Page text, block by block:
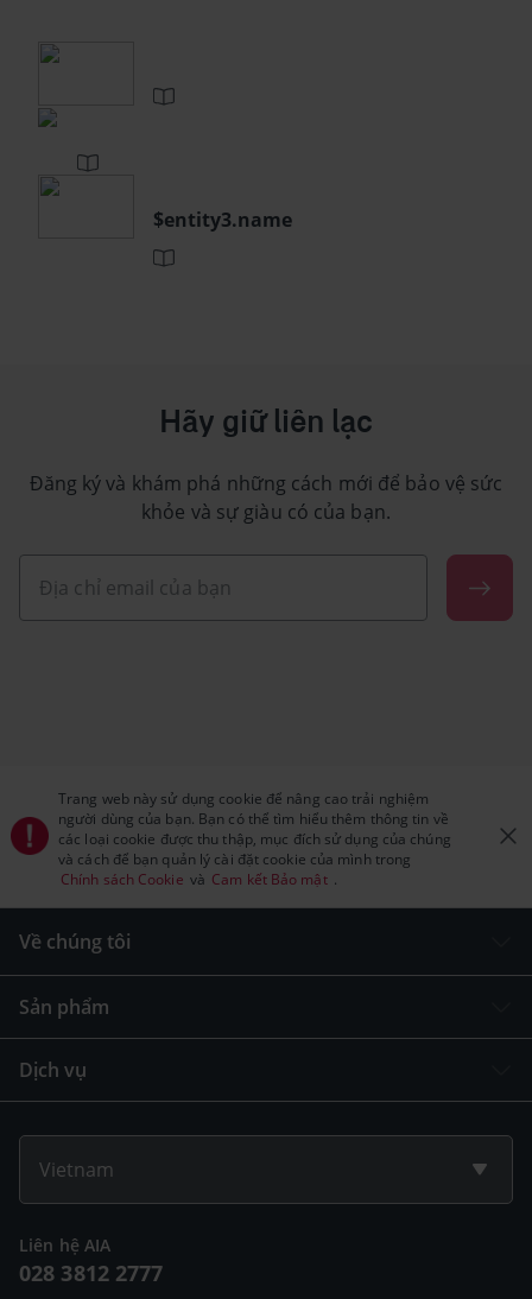
$entity3.name
Hãy giữ liên lạc
Đăng ký và khám phá những cách mới để bảo vệ sức
khỏe và sự giàu có của bạn.
Trang web này sử dụng cookie để nâng cao trải nghiệm
người dùng của bạn. Bạn có thể tìm hiểu thêm thông tin về
các loại cookie được thu thập, mục đích sử dụng của chúng
và cách để bạn quản lý cài đặt cookie của mình trong
Chính sách Cookie và Cam kết Bảo mật .
Về chúng tôi
Sản phẩm
Dịch vụ
Vietnam
Liên hệ AIA
028 3812 2777